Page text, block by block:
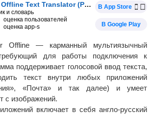
Russian Offline Text Translator (PROMT)
и словарь
оценка пользователей
оценка app-s
В App Store
В Google Play
Offline — карманный мультиязычный
для работы подключения к
поддерживает голосовой ввод текста,
текст внутри любых приложений
«Почта» и так далее) и умеет
с изображений.
включает в себя англо-русский